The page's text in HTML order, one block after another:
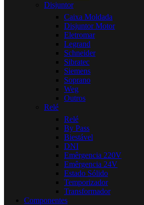
Disjuntor
Caixa Moldada
Disjuntor Motor
Eletromar
Legrand
Schneider
Sibratec
Siemens
Soprano
Weg
Outros
Relé
Relé
By Pass
Biestável
DNI
Emêrgencia 220V
Emêrgencia 24V
Estado Sólido
Temporizador
Transformador
Componentes